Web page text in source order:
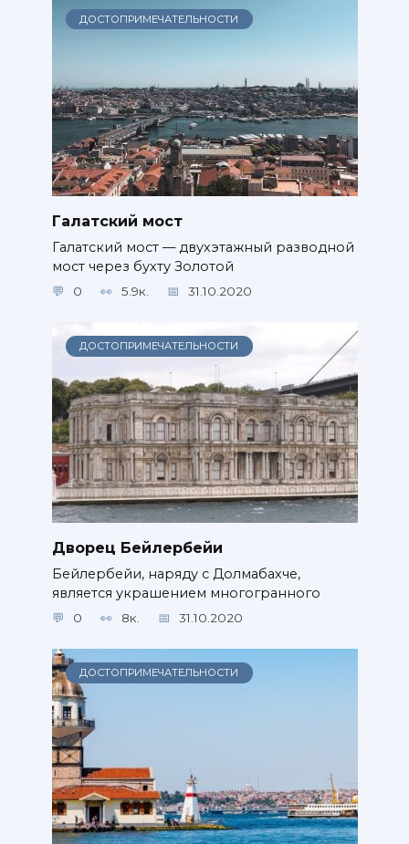
ДОСТОПРИМЕЧАТЕЛЬНОСТИ
Галатский мост
Галатский мост — двухэтажный разводной
мост через бухту Золотой
0 5.9к. 31.10.2020
ДОСТОПРИМЕЧАТЕЛЬНОСТИ
Дворец Бейлербейи
Бейлербейи, наряду с Долмабахче,
является украшением многогранного
0 8к. 31.10.2020
ДОСТОПРИМЕЧАТЕЛЬНОСТИ